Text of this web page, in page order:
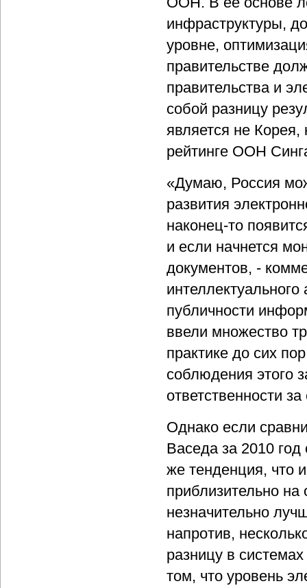
инфраструктуры,
уровне,
правительстве
правительства и
собой разницу
является не
рейтинге ООН
«Думаю, Россия
развития
наконец-то
и если начнется
документов, -
публичности
ввели множество
практике до сих
соблюдения этого
ответственности
Однако если
Васеда за 2010
же тенденция, что
приблизительно
незначительно
напротив,
разницу в
том, что уровень